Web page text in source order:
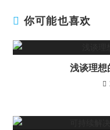
你可能也喜欢
浅谈理想